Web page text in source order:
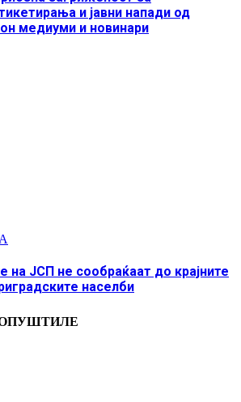
и јавни напади од
медиуми и новинари
на ЈСП не сообраќаат до крајните
населби